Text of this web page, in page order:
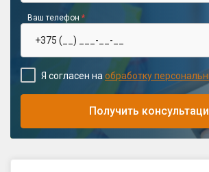
Ваш телефон *
Получить
Я согласен наобработку